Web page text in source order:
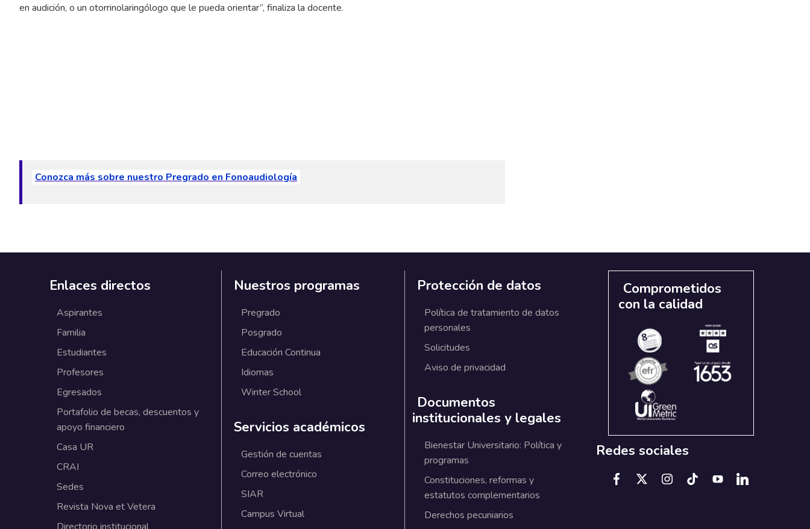
en audición, o un otorrinolaringólogo que le pueda orientar”, finaliza la docente.
Conozca más sobre nuestro Pregrado en Fonoaudiología
Enlaces directos
Aspirantes
Familia
Estudiantes
Profesores
Egresados
Portafolio de becas, descuentos y
apoyo financiero
Casa UR
CRAI
Sedes
Revista Nova et Vetera
Nuestros programas
Pregrado
Posgrado
Educación Continua
Idiomas
Winter School
Servicios académicos
Gestión de cuentas
Correo electrónico
SIAR
Campus Virtual
Protección de datos
Política de tratamiento de datos
personales
Solicitudes
Aviso de privacidad
Documentos
institucionales y legales
Bienestar Universitario: Política y
programas
Constituciones, reformas y
estatutos complementarios
Derechos pecuniarios
Comprometidos
con la calidad
Redes sociales